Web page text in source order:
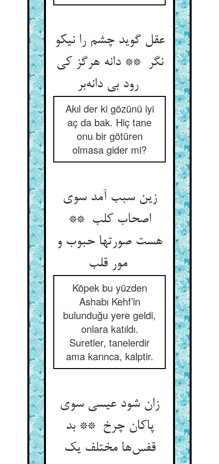
عقل گوید چشم را نیکو
نگر ** دانه هرگز کی
رود بی دانه‌بر
Akıl der ki gözünü iyi
aç da bak. Hiç tane
onu bir götüren
olmasa gider mi?
زین سبب آمد سوی
اصحاب کلب **
هست صورتها حبوب و
مور قلب
Köpek bu yüzden
Ashabı Kehf’in
bulunduğu yere geldi,
onlara katıldı.
Suretler, tanelerdir
ama karınca, kalptir.
زان شود عیسی سوی
پاکان چرخ ** بد
قفس‌ها مختلف یک